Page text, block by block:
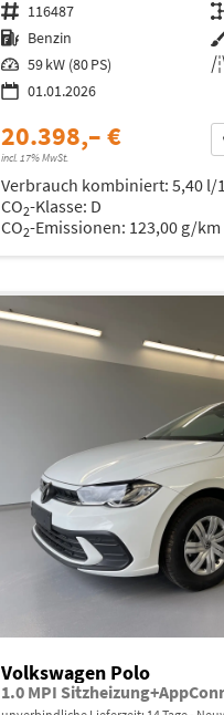
Fahrzeugnr. 116487
Kraftstoff Benzin
Leistung 59 kW (80 PS)
01.01.2026
20.398,– €
incl. 17% MwSt.
Verbrauch kombiniert: 5,40 l/
CO2-Klasse: D
CO2-Emissionen: 123,00 g/km
Volkswagen Polo